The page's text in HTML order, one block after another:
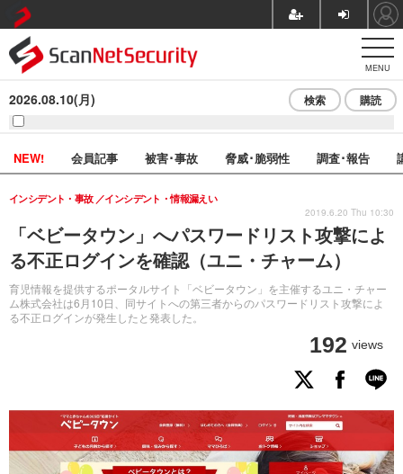
MENU
2026.08.10(月) 検索 購読
NEW! 会員記事 被害･事故 脅威･脆弱性 調査･報告
「ベビータウン」へパスワードリスト攻撃によ
る不正ログインを確認（ユニ・チャーム）
育児情報を提供するポータルサイト「ベビータウン」を主催するユニ・チャー
ム株式会社は6月10日、同サイトへの第三者からのパスワードリスト攻撃によ
る不正ログインが発生したと発表した。
インシデント・事故 インシデント・情報漏えい
192 views
2019.6.20 Thu 10:30